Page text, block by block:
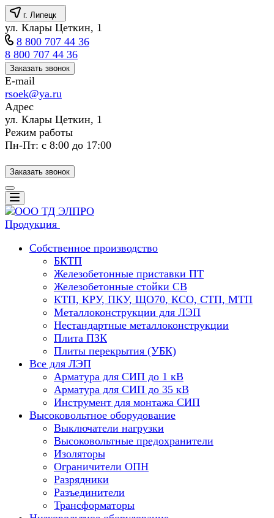
г. Липецк
ул. Клары Цеткин, 1
8 800 707 44 36
8 800 707 44 36
Заказать звонок
E-mail
rsoek@ya.ru
Адрес
ул. Клары Цеткин, 1
Режим работы
Пн-Пт: с 8:00 до 17:00
Заказать звонок
Продукция
Собственное производство
БКТП
Железобетонные приставки ПТ
Железобетонные стойки СВ
КТП, КРУ, ПКУ, ЩО70, КСО, СТП, МТП
Металлоконструкции для ЛЭП
Нестандартные металлоконструкции
Плита ПЗК
Плиты перекрытия (УБК)
Все для ЛЭП
Арматура для СИП до 1 кВ
Арматура для СИП до 35 кВ
Инструмент для монтажа СИП
Высоковольтное оборудование
Выключатели нагрузки
Высоковольтные предохранители
Изоляторы
Ограничители ОПН
Разрядники
Разъединители
Трансформаторы